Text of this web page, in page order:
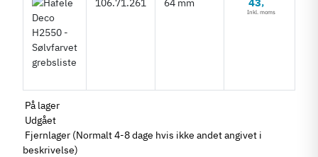
Inkl. moms
På lager
Udgået
Fjernlager (Normalt 4-8 dage hvis ikke andet angivet i
beskrivelse)